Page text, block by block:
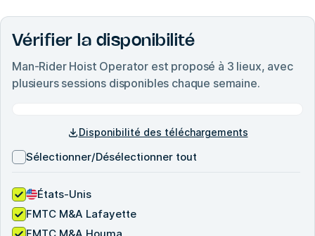
Vérifier la disponibilité
Man-Rider Hoist Operator est proposé à 3 lieux, avec
plusieurs sessions disponibles chaque semaine.
Disponibilité des téléchargements
Sélectionner/Désélectionner tout
États-Unis
FMTC M&A Lafayette